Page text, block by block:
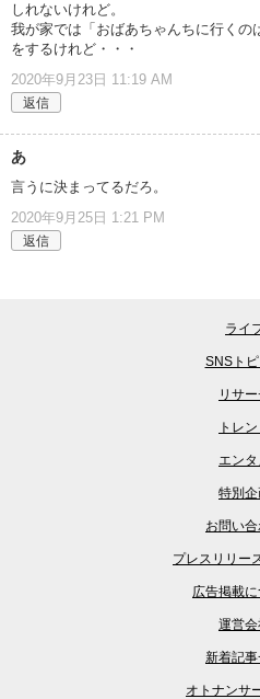
しれないけれど。
我が家では「おばあちゃんちに行くの
をするけれど・・・
2020年9月23日 11:19 AM
返信
あ
言うに決まってるだろ。
2020年9月25日 1:21 PM
返信
ライ
SNSトピ
リサー
トレ
エンタ
特別
お問い
プレスリリー
広告掲載
運営会
新着記
オトナンサ